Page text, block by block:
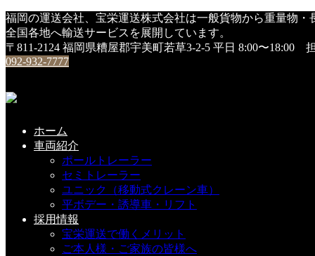
福岡の運送会社、宝栄運送株式会社は一般貨物から重量物・
全国各地へ輸送サービスを展開しています。
〒811-2124 福岡県糟屋郡宇美町若草3-2-5 平日 8:00〜18:00
092-932-7777
ホーム
車両紹介
ポールトレーラー
セミトレーラー
ユニック（移動式クレーン車）
平ボデー・誘導車・リフト
採用情報
宝栄運送で働くメリット
ご本人様・ご家族の皆様へ
HOME
DSC01483
DSC01483
2019年10月21日
こちらの記事もどうぞ